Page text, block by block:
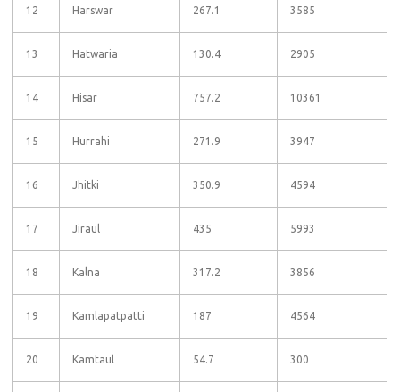
12 Harswar 267.1 3585
13 Hatwaria 130.4 2905
14 Hisar 757.2 10361
15 Hurrahi 271.9 3947
16 Jhitki 350.9 4594
17 Jiraul 435 5993
18 Kalna 317.2 3856
19 Kamlapatpatti 187 4564
20 Kamtaul 54.7 300